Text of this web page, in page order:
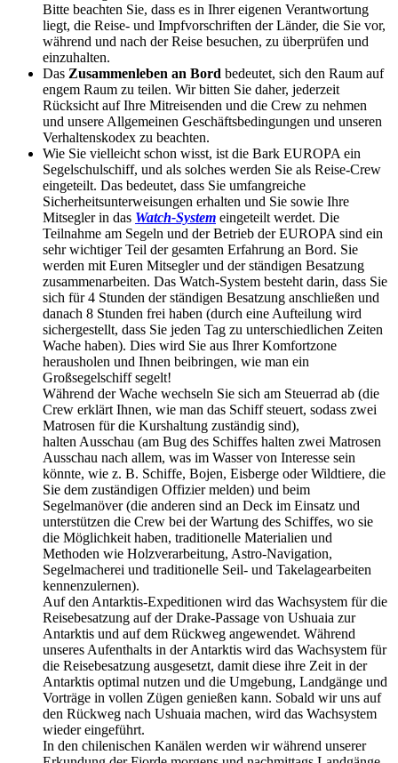
Bitte beachten Sie, dass es in Ihrer eigenen Verantwortung
liegt, die Reise- und Impfvorschriften der Länder, die Sie vor,
während und nach der Reise besuchen, zu überprüfen und
einzuhalten.
Das Zusammenleben an Bord bedeutet, sich den Raum auf
engem Raum zu teilen. Wir bitten Sie daher, jederzeit
Rücksicht auf Ihre Mitreisenden und die Crew zu nehmen
und unsere Allgemeinen Geschäftsbedingungen und unseren
Verhaltenskodex zu beachten.
Wie Sie vielleicht schon wisst, ist die Bark EUROPA ein
Segelschulschiff, und als solches werden Sie als Reise-Crew
eingeteilt. Das bedeutet, dass Sie umfangreiche
Sicherheitsunterweisungen erhalten und Sie sowie Ihre
Mitsegler in das Watch-System eingeteilt werdet. Die
Teilnahme am Segeln und der Betrieb der EUROPA sind ein
sehr wichtiger Teil der gesamten Erfahrung an Bord. Sie
werden mit Euren Mitsegler und der ständigen Besatzung
zusammenarbeiten. Das Watch-System besteht darin, dass Sie
sich für 4 Stunden der ständigen Besatzung anschließen und
danach 8 Stunden frei haben (durch eine Aufteilung wird
sichergestellt, dass Sie jeden Tag zu unterschiedlichen Zeiten
Wache haben). Dies wird Sie aus Ihrer Komfortzone
herausholen und Ihnen beibringen, wie man ein
Großsegelschiff segelt!
Während der Wache wechseln Sie sich am Steuerrad ab (die
Crew erklärt Ihnen, wie man das Schiff steuert, sodass zwei
Matrosen für die Kurshaltung zuständig sind),
halten Ausschau (am Bug des Schiffes halten zwei Matrosen
Ausschau nach allem, was im Wasser von Interesse sein
könnte, wie z. B. Schiffe, Bojen, Eisberge oder Wildtiere, die
Sie dem zuständigen Offizier melden) und beim
Segelmanöver (die anderen sind an Deck im Einsatz und
unterstützen die Crew bei der Wartung des Schiffes, wo sie
die Möglichkeit haben, traditionelle Materialien und
Methoden wie Holzverarbeitung, Astro-Navigation,
Segelmacherei und traditionelle Seil- und Takelagearbeiten
kennenzulernen).
Auf den Antarktis-Expeditionen wird das Wachsystem für die
Reisebesatzung auf der Drake-Passage von Ushuaia zur
Antarktis und auf dem Rückweg angewendet. Während
unseres Aufenthalts in der Antarktis wird das Wachsystem für
die Reisebesatzung ausgesetzt, damit diese ihre Zeit in der
Antarktis optimal nutzen und die Umgebung, Landgänge und
Vorträge in vollen Zügen genießen kann. Sobald wir uns auf
den Rückweg nach Ushuaia machen, wird das Wachsystem
wieder eingeführt.
In den chilenischen Kanälen werden wir während unserer